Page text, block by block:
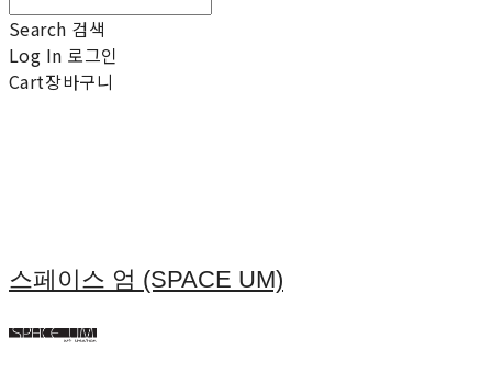
Search 검색
Log In 로그인
Cart장바구니
스페이스 엄 (SPACE UM)